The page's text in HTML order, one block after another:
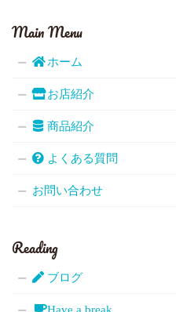
Main Menu
ホーム
お店紹介
商品紹介
よくある質問
お問い合わせ
Reading
ブログ